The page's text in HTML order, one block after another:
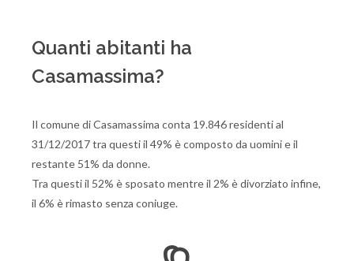
Quanti abitanti ha
Casamassima?
Il comune di Casamassima conta 19.846 residenti al
31/12/2017 tra questi il 49% è composto da uomini e il
restante 51% da donne.
Tra questi il 52% è sposato mentre il 2% è divorziato infine,
il 6% è rimasto senza coniuge.